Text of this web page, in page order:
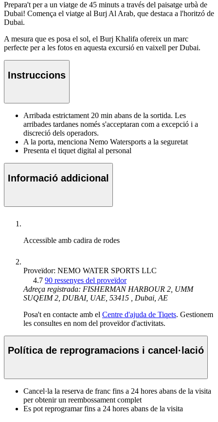
Prepara't per a un viatge de 45 minuts a través del paisatge urbà de
Dubai! Comença el viatge al Burj Al Arab, que destaca a l'horitzó de
Dubai.
A mesura que es posa el sol, el Burj Khalifa ofereix un marc
perfecte per a les fotos en aquesta excursió en vaixell per Dubai.
Instruccions
Arribada estrictament 20 min abans de la sortida. Les
arribades tardanes només s'acceptaran com a excepció i a
discreció dels operadors.
A la porta, menciona Nemo Watersports a la seguretat
Presenta el tiquet digital al personal
Informació addicional
Accessible amb cadira de rodes
Proveïdor: NEMO WATER SPORTS LLC
4.7 90 ressenyes del proveïdor
Adreça registrada: FISHERMAN HARBOUR 2, UMM
SUQEIM 2, DUBAI, UAE, 53415 , Dubai, AE
Posa't en contacte amb el Centre d'ajuda de Tiqets. Gestionem
les consultes en nom del proveïdor d'activitats.
Política de reprogramacions i cancel·lació
Cancel·la la reserva de franc fins a 24 hores abans de la visita
per obtenir un reembossament complet
Es pot reprogramar fins a 24 hores abans de la visita